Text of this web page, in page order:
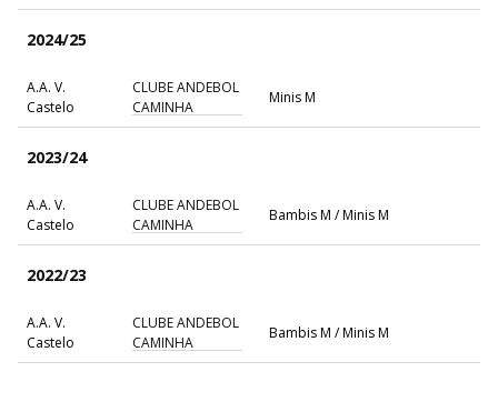
2024/25
A.A. V.
Castelo
CLUBE ANDEBOL
CAMINHA
Minis M
2023/24
A.A. V.
Castelo
CLUBE ANDEBOL
CAMINHA
Bambis M / Minis M
2022/23
A.A. V.
Castelo
CLUBE ANDEBOL
CAMINHA
Bambis M / Minis M